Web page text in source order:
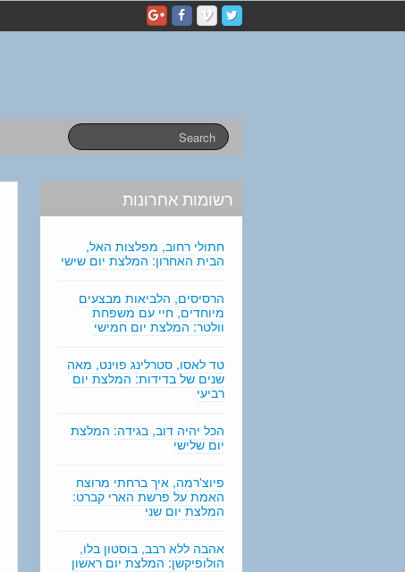
e
רשומות אחרונות
חתולי רחוב, מפלצות האל,
הבית האחרון: המלצת יום שישי
הרסיסים, הלביאות מבצעים
מיוחדים, חיי עם משפחת
וולטר: המלצת יום חמישי
טד לאסו, סטרלינג פוינט, מאה
שנים של בדידות: המלצת יום
רביעי
הכל יהיה דוב, בגידה: המלצת
יום שלישי
פיוצ'רמה, איך ברחתי מרוצח
האמת על פרשת הארי קברט:
המלצת יום שני
אהבה ללא רבב, בוסטון בלו,
הולופיקשן: המלצת יום ראשון